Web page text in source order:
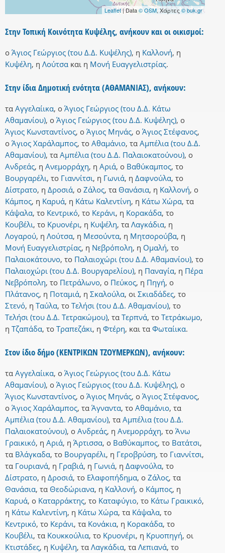
Leaflet| Data© OSM, Χάρτες© buk.gr
Στην Τοπική Κοινότητα Κυψέλης, ανήκουν και οι οικισμοί:
ο Άγιος Γεώργιος (του Δ.Δ. Κυψέλης), η Καλλονή, η
Κυψέλη, η Λούτσα και η Μονή Ευαγγελιστρίας.
Στην ίδια Δημοτική ενότητα (ΑΘΑΜΑΝΙΑΣ), ανήκουν:
τα Αγγελαίικα, ο Άγιος Γεώργιος (του Δ.Δ. Κάτω
Αθαμανίου), ο Άγιος Γεώργιος (του Δ.Δ. Κυψέλης), ο
Άγιος Κωνσταντίνος, ο Άγιος Μηνάς, ο Άγιος Στέφανος,
ο Άγιος Χαράλαμπος, το Αθαμάνιο, τα Αμπέλια (του Δ.Δ.
Αθαμανίου), τα Αμπέλια (του Δ.Δ. Παλαιοκατούνου), ο
Ανδρεάς, η Ανεμορράχη, η Αριά, ο Βαθύκαμπος, το
Βουργαρέλι, το Γιαννίτσι, η Γωνιά, η Δαφνούλα, το
Δίστρατο, η Δροσιά, ο Ζάλος, τα Θανάσια, η Καλλονή, ο
Κάμπος, η Καρυά, η Κάτω Καλεντίνη, η Κάτω Χώρα, τα
Κάψαλα, το Κεντρικό, το Κεράνι, η Κορακάδα, το
Κουβέλι, το Κρυονέρι, η Κυψέλη, τα Λαγκάδια, η
Λογαρού, η Λούτσα, η Μεσούντα, η Μητσορούβα, η
Μονή Ευαγγελιστρίας, η Νεβρόπολη, η Ομαλή, το
Παλαιοκάτουνο, το Παλαιοχώρι (του Δ.Δ. Αθαμανίου), το
Παλαιοχώρι (του Δ.Δ. Βουργαρελίου), η Παναγία, η Πέρα
Νεβρόπολη, το Πετράλωνο, ο Πεύκος, η Πηγή, ο
Πλάτανος, η Ποταμιά, η Σκαλούλα, οι Σκιαδάδες, το
Στενό, η Ταύλα, το Τελήσι (του Δ.Δ. Αθαμανίου), το
Τελήσι (του Δ.Δ. Τετρακώμου), τα Τερπνά, το Τετράκωμο,
η Τζαπάδα, το Τραπεζάκι, η Φτέρη, και τα Φωταίικα.
Στον ίδιο δήμο (ΚΕΝΤΡΙΚΩΝ ΤΖΟΥΜΕΡΚΩΝ), ανήκουν:
τα Αγγελαίικα, ο Άγιος Γεώργιος (του Δ.Δ. Κάτω
Αθαμανίου), ο Άγιος Γεώργιος (του Δ.Δ. Κυψέλης), ο
Άγιος Κωνσταντίνος, ο Άγιος Μηνάς, ο Άγιος Στέφανος,
ο Άγιος Χαράλαμπος, τα Άγναντα, το Αθαμάνιο, τα
Αμπέλια (του Δ.Δ. Αθαμανίου), τα Αμπέλια (του Δ.Δ.
Παλαιοκατούνου), ο Ανδρεάς, η Ανεμορράχη, το Άνω
Γραικικό, η Αριά, η Άρτισσα, ο Βαθύκαμπος, το Βατάτσι,
τα Βλάγκαδα, το Βουργαρέλι, η Γεροβρύση, το Γιαννίτσι,
τα Γουριανά, η Γραβιά, η Γωνιά, η Δαφνούλα, το
Δίστρατο, η Δροσιά, το Ελαφοπήδημα, ο Ζάλος, τα
Θανάσια, τα Θεοδώριανα, η Καλλονή, ο Κάμπος, η
Καρυά, ο Καταρράκτης, το Καταφύγιο, το Κάτω Γραικικό,
η Κάτω Καλεντίνη, η Κάτω Χώρα, τα Κάψαλα, το
Κεντρικό, το Κεράνι, τα Κονάκια, η Κορακάδα, το
Κουβέλι, τα Κουκκούλια, το Κρυονέρι, η Κρυοπηγή, οι
Κτιστάδες, η Κυψέλη, τα Λαγκάδια, τα Λεπιανά, το